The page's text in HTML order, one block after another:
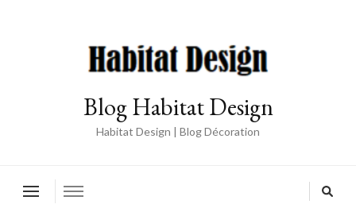
Blog Habitat Design
Habitat Design | Blog Décoration